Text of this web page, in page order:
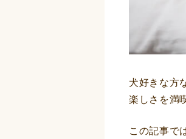
犬好きな方
楽しさを満
この記事で